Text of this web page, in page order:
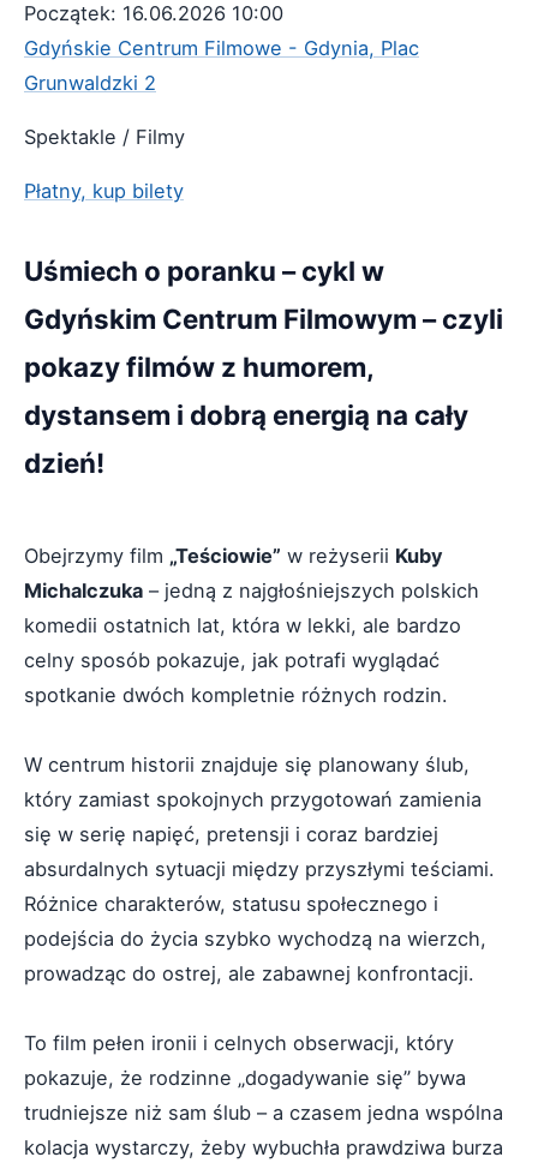
Początek: 16.06.2026 10:00
Gdyńskie Centrum Filmowe - Gdynia, Plac
Grunwaldzki 2
Spektakle / Filmy
Płatny, kup bilety
Uśmiech o poranku – cykl w
Gdyńskim Centrum Filmowym – czyli
pokazy filmów z humorem,
dystansem i dobrą energią na cały
dzień!
Obejrzymy film „Teściowie” w reżyserii Kuby
Michalczuka – jedną z najgłośniejszych polskich
komedii ostatnich lat, która w lekki, ale bardzo
celny sposób pokazuje, jak potrafi wyglądać
spotkanie dwóch kompletnie różnych rodzin.
W centrum historii znajduje się planowany ślub,
który zamiast spokojnych przygotowań zamienia
się w serię napięć, pretensji i coraz bardziej
absurdalnych sytuacji między przyszłymi teściami.
Różnice charakterów, statusu społecznego i
podejścia do życia szybko wychodzą na wierzch,
prowadząc do ostrej, ale zabawnej konfrontacji.
To film pełen ironii i celnych obserwacji, który
pokazuje, że rodzinne „dogadywanie się” bywa
trudniejsze niż sam ślub – a czasem jedna wspólna
kolacja wystarczy, żeby wybuchła prawdziwa burza